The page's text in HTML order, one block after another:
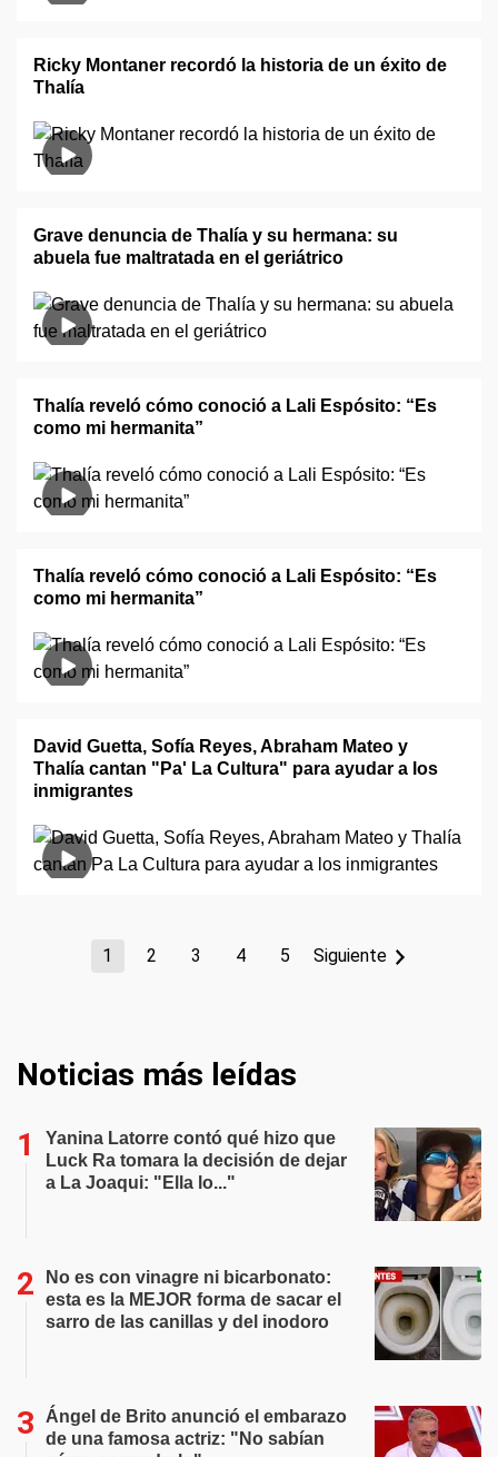
Ricky Montaner recordó la historia de un éxito de
Thalía
Grave denuncia de Thalía y su hermana: su
abuela fue maltratada en el geriátrico
Thalía reveló cómo conoció a Lali Espósito: “Es
como mi hermanita”
Thalía reveló cómo conoció a Lali Espósito: “Es
como mi hermanita”
David Guetta, Sofía Reyes, Abraham Mateo y
Thalía cantan "Pa' La Cultura" para ayudar a los
inmigrantes
1 2 3 4 5 Siguiente
Noticias más leídas
Yanina Latorre contó qué hizo que
Luck Ra tomara la decisión de dejar
a La Joaqui: "Ella lo..."
No es con vinagre ni bicarbonato:
esta es la MEJOR forma de sacar el
sarro de las canillas y del inodoro
Ángel de Brito anunció el embarazo
de una famosa actriz: "No sabían